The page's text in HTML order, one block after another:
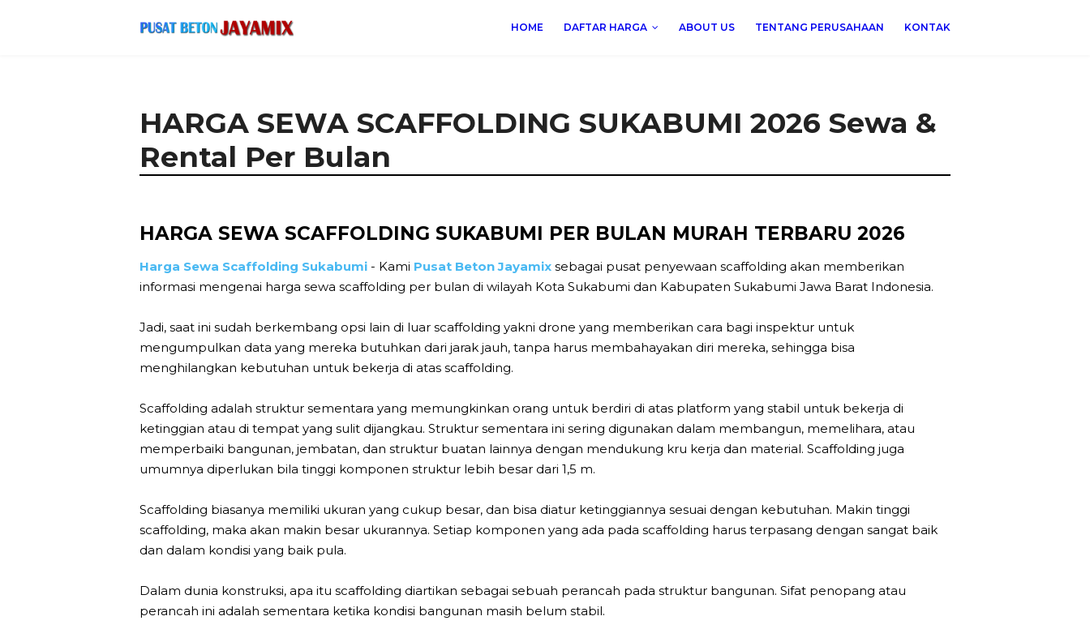
HOME DAFTAR HARGA ABOUT US TENTANG PERUSAHAAN KONTAK
HARGA SEWA SCAFFOLDING SUKABUMI 2026 Sewa &
Rental Per Bulan
HARGA SEWA SCAFFOLDING SUKABUMI PER BULAN MURAH TERBARU 2026
Harga Sewa Scaffolding Sukabumi - Kami Pusat Beton Jayamix sebagai pusat penyewaan scaffolding akan memberikan
informasi mengenai harga sewa scaffolding per bulan di wilayah Kota Sukabumi dan Kabupaten Sukabumi Jawa Barat Indonesia.
Jadi, saat ini sudah berkembang opsi lain di luar scaffolding yakni drone yang memberikan cara bagi inspektur untuk
mengumpulkan data yang mereka butuhkan dari jarak jauh, tanpa harus membahayakan diri mereka, sehingga bisa
menghilangkan kebutuhan untuk bekerja di atas scaffolding.
Scaffolding adalah struktur sementara yang memungkinkan orang untuk berdiri di atas platform yang stabil untuk bekerja di
ketinggian atau di tempat yang sulit dijangkau. Struktur sementara ini sering digunakan dalam membangun, memelihara, atau
memperbaiki bangunan, jembatan, dan struktur buatan lainnya dengan mendukung kru kerja dan material. Scaffolding juga
umumnya diperlukan bila tinggi komponen struktur lebih besar dari 1,5 m.
Scaffolding biasanya memiliki ukuran yang cukup besar, dan bisa diatur ketinggiannya sesuai dengan kebutuhan. Makin tinggi
scaffolding, maka akan makin besar ukurannya. Setiap komponen yang ada pada scaffolding harus terpasang dengan sangat baik
dan dalam kondisi yang baik pula.
Dalam dunia konstruksi, apa itu scaffolding diartikan sebagai sebuah perancah pada struktur bangunan. Sifat penopang atau
perancah ini adalah sementara ketika kondisi bangunan masih belum stabil.